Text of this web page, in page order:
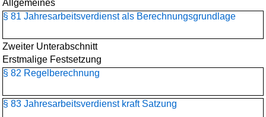
Allgemeines
§ 81 Jahresarbeitsverdienst als Berechnungsgrundlage
Zweiter Unterabschnitt
Erstmalige Festsetzung
§ 82 Regelberechnung
§ 83 Jahresarbeitsverdienst kraft Satzung